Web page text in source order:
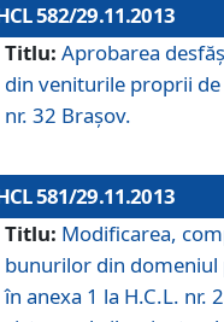
582/29.11.2013
Titlu: Aprobarea
din veniturile proprii
nr. 32 Braşov.
581/29.11.2013
Titlu: Modificarea,
bunurilor din domeniul
în anexa 1 la H.C.L. nr.